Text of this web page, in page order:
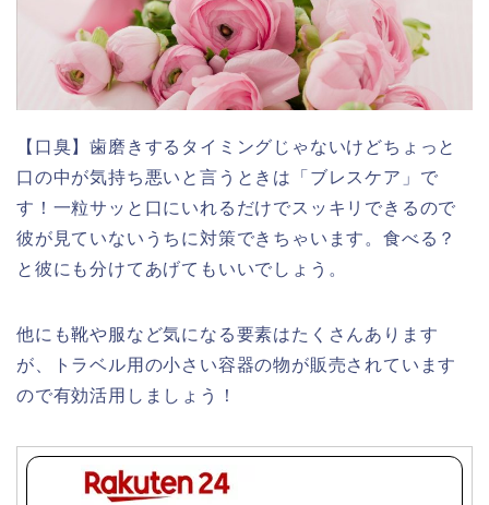
【口臭】歯磨きするタイミングじゃないけどちょっと
口の中が気持ち悪いと言うときは「ブレスケア」で
す！一粒サッと口にいれるだけでスッキリできるので
彼が見ていないうちに対策できちゃいます。食べる？
と彼にも分けてあげてもいいでしょう。
他にも靴や服など気になる要素はたくさんあります
が、トラベル用の小さい容器の物が販売されています
ので有効活用しましょう！